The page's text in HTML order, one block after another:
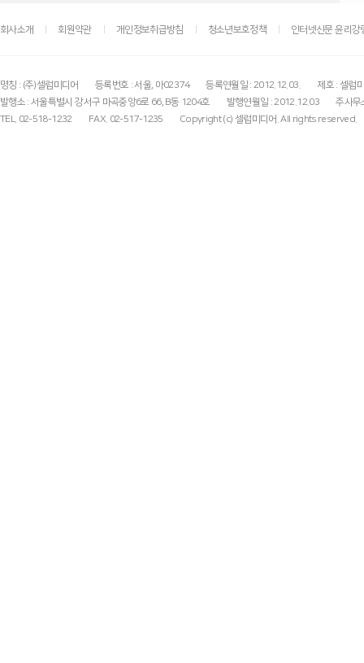
회사소개 회원약관 개인정보취급방침 청소년보호정책 인터넷신문 윤리강
명칭 : (주)셀럽미디어 등록번호 : 서울, 아02374 등록연월일 : 2012.12.03.
제호 : 셀럽
발행소 : 서울특별시 강서구 마곡중앙6로 66, B동 1204호
발행연월일 : 2012.12.03
주사무
TEL. 02-518-1232
FAX. 02-517-1235 Copyright (c) 셀럽미디어. All rights reserved.